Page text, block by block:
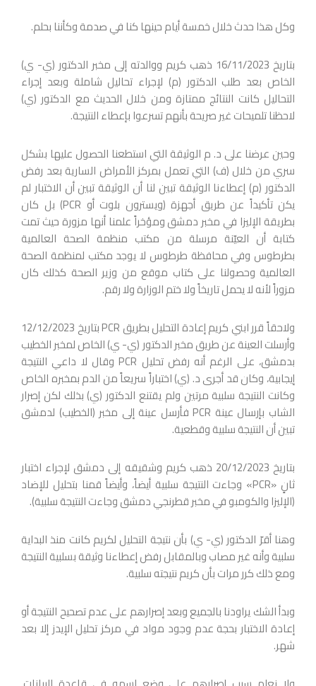
وكل هذا حدث خلال خمسة أيام حينها كنا في صدمة وكأننا بحلم.
بتاريخ 16/11/2023 ذهب كريم ووالدته إلى مخبر الدكتور (ي- ي)
الخاص بعد طلب الدكتور (م) لإجراء تحاليل شاملة وبعد إجراء
التحاليل كانت النتائج ممتازة ومن خلال الحديث مع الدكتور (ي)
لاحظنا تلميحات غير صريحة بأنهم تسرعوا بإعطاء النتيجة.
وحين عرضنا على د. م الوثيقة التي استطعنا الحصول عليها بشكل
سري من خلال (ف) التي تعمل بمركز الأمراض السارية بعد رفض
الدكتور (م) إعطاءنا الوثيقة تبين لنا أن الوثيقة تبين أن الاختبار لم
يكن تأكيداً عن طريق أجهزة (ويسترون بلوت أو PCR) بل كان
بطريقة الإليزا في مخبر دمشق ومؤخراً علمنا أنها مزورة حيث تمت
كتابة أن العيّنة مرسلة من مكتب منظمة الصحة العالمية
بطرطوس وفي محافظة طرطوس لا يوجد مكتب لمنظمة الصحة
العالمية وحصولنا على كتاب موقع من وزير الصحة كذلك كان
مزوراً لأنه لا يحمل تاريخاً ولا ختم الوزارة ولا رقم.
ولاحقاً قرر ابني كريم إعادة التحليل بطريق PCR بتاريخ 12/12/2023
وأرسلت العينة عن طريق مخبر الدكتور (ي- ي) الخاص لمخبر الخطيب
بدمشق، على الرغم أنه رفض تحليل PCR وقال لا داعي النتيجة
إيجابية، وكان قد أجرى د. (ي) اختباراً سريعاً من الدم بمخبره الخاص
وكانت النتيجة سلبية مرتين ولم يقتنع الدكتور (ي) بذلك لكن إصرار
الشاب بإرسال عينة PCR فأرسل عينة إلى مخبر (الخطيب) لدمشق
تبين أن النتيجة سلبية وقطعية.
بتاريخ 20/12/2023 ذهب كريم وشقيقه إلى دمشق لإجراء اختبار
ثانٍ «PCR» وجاءت النتيجة سلبية أيضاً، وأيضاً قمنا بتحليل للإضاد
(الإليزا والكومبو في مخبر قطرنجي دمشق وجاءت النتيجة سلبية).
وهنا أقرّ الدكتور (ي- ي) بأن نتيجة التحليل لكريم كانت منذ البداية
سلبية وأنه غير مصاب وبالمقابل رفض إعطاءنا وثيقة بسلبية النتيجة
ومع ذلك كرر مرات بأن كريم نتيجته سلبية.
وبدأ الشك يراودنا بالجميع وبعد إصرارهم على عدم تصحيح النتيجة أو
إعادة الاختبار بحجة عدم وجود مواد في مركز تحليل الإيدز إلا بعد
شهر.